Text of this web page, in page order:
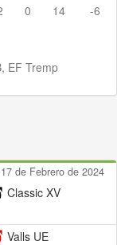
0 14 -6
EF Tremp
de Febrero de 2024
Classic XV
Valls UE